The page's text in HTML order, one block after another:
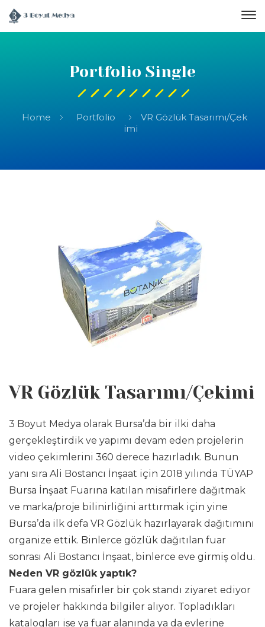
Portfolio Single
Home Portfolio
VR Gözlük Tasarımı/Çek
imi
VR Gözlük Tasarımı/Çekimi
3 Boyut Medya olarak Bursa’da bir ilki daha
gerçekleştirdik ve yapımı devam eden projelerin
video çekimlerini 360 derece hazırladık. Bunun
yanı sıra Ali Bostancı İnşaat için 2018 yılında TÜYAP
Bursa İnşaat Fuarına katılan misafirlere dağıtmak
ve marka/proje bilinirliğini arttırmak için yine
Bursa’da ilk defa VR Gözlük hazırlayarak dağıtımını
organize ettik. Binlerce gözlük dağıtılan fuar
sonrası Ali Bostancı İnşaat, binlerce eve girmiş oldu.
Neden VR gözlük yaptık?
Fuara gelen misafirler bir çok standı ziyaret ediyor
ve projeler hakkında bilgiler alıyor. Topladıkları
katalogları ise ya fuar alanında ya da evlerine